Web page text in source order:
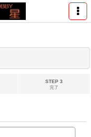
STEP 3
完了